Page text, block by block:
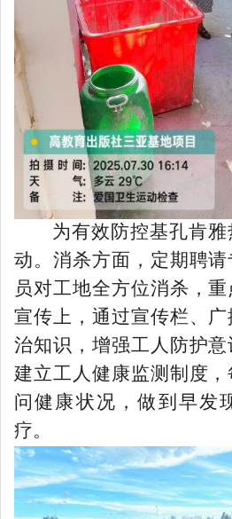
为有效防控基孔肯
动。消杀方面，定期聘
员对工地全方位消杀，重
宣传上，通过宣传栏、
治知识，增强工人防护意
建立工人健康监测制度
问健康状况，做到早发
疗。